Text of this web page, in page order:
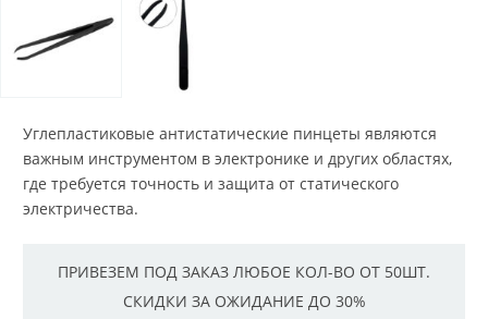
Углепластиковые антистатические пинцеты являются
важным инструментом в электронике и других областях,
где требуется точность и защита от статического
электричества.
ПРИВЕЗЕМ ПОД ЗАКАЗ ЛЮБОЕ КОЛ-ВО ОТ 50ШТ.
СКИДКИ ЗА ОЖИДАНИЕ ДО 30%